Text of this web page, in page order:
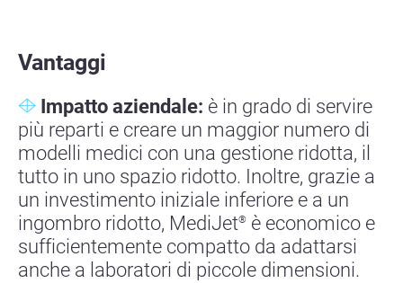
Vantaggi
Impatto aziendale: è in grado di servire
più reparti e creare un maggior numero di
modelli medici con una gestione ridotta, il
tutto in uno spazio ridotto. Inoltre, grazie a
un investimento iniziale inferiore e a un
ingombro ridotto, MediJet® è economico e
sufficientemente compatto da adattarsi
anche a laboratori di piccole dimensioni.